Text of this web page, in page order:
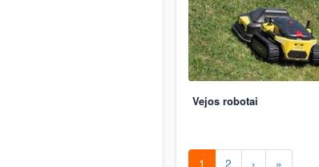
Vejos robotai
1 2 › »